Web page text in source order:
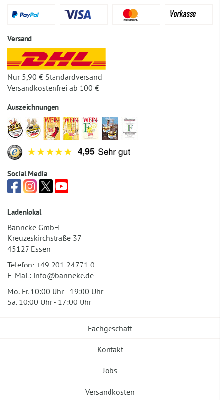
Versand
Nur 5,90 € Standardversand
Versandkostenfrei ab 100 €
Auszeichnungen
Social Media
Ladenlokal
Banneke GmbH
Kreuzeskirchstraße 37
45127 Essen
Telefon: +49 201 24771 0
E-Mail: info@banneke.de
Mo.-Fr. 10:00 Uhr - 19:00 Uhr
Sa. 10:00 Uhr - 17:00 Uhr
Fachgeschäft
Kontakt
Jobs
Versandkosten